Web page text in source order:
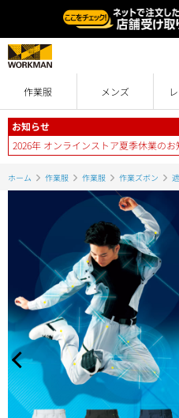
作業服 メンズ
お知らせ
2026年 オンラインストア夏季休業のお
ホーム 作業服 作業服 作業ズボン